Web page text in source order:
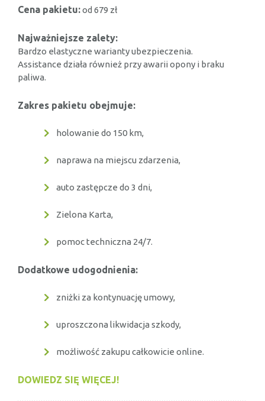
Cena pakietu:od 679 zł
Najważniejsze zalety:
Bardzo elastyczne warianty ubezpieczenia.
Assistance działa również przy awarii opony i braku
paliwa.
Zakres pakietu obejmuje:
holowanie do 150 km,
naprawa na miejscu zdarzenia,
auto zastępcze do 3 dni,
Zielona Karta,
pomoc techniczna 24/7.
Dodatkowe udogodnienia:
zniżki za kontynuację umowy,
uproszczona likwidacja szkody,
możliwość zakupu całkowicie online.
DOWIEDZ SIĘ WIĘCEJ!